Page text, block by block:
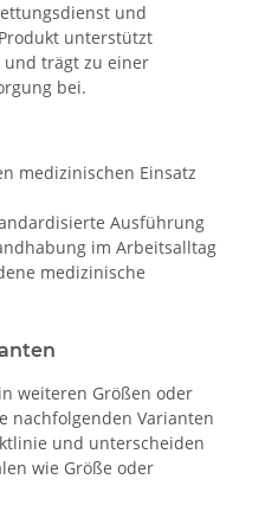
und
unterstützt
trägt zu einer
bei.
medizinischen Einsatz
Ausführung
im Arbeitsalltag
medizinische
weiteren Größen oder
nachfolgenden Varianten
und unterscheiden
wie Größe oder